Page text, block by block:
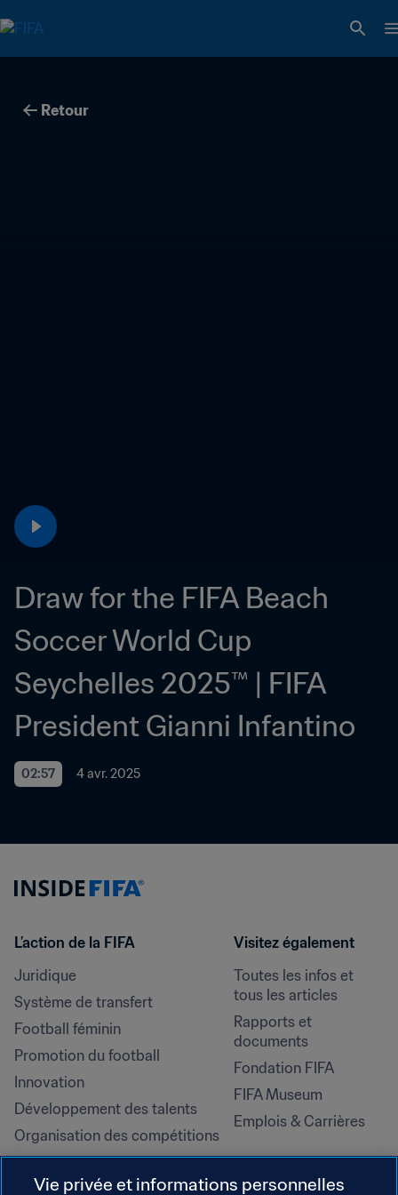
Retour
Draw for the FIFA Beach
Soccer World Cup
Seychelles 2025™ | FIFA
President Gianni Infantino
02:57 4 avr. 2025
L’action de la FIFA
Juridique
Système de transfert
Football féminin
Promotion du football
Innovation
Développement des talents
Organisation des compétitions
Développement durable
Droits de l'homme et lutte contre
Visitez également
Toutes les infos et
tous les articles
Rapports et
documents
Fondation FIFA
FIFA Museum
Emplois & Carrières
Vie privée et informations personnelles